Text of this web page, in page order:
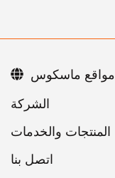
اتصل بنا
مواقع ماسكوس